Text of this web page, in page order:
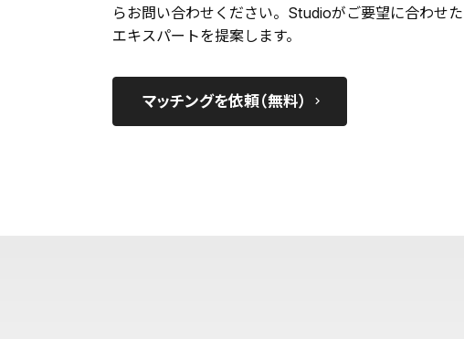
らお問い合わせください。Studioがご要望に合わせた
エキスパートを提案します。
マッチングを依頼（無料） keyboard_arrow_right